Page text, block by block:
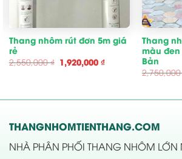
Thang nhôm rút đơn 5m giá
rẻ
2,550,000₫ Giá
gốc
1,920,000 ₫Giá
hiện
Thang
màu
Bản
THANGNHOMTIENTHANG.COM
NHÀ PHÂN PHỐI THANG NHÔM LỚN